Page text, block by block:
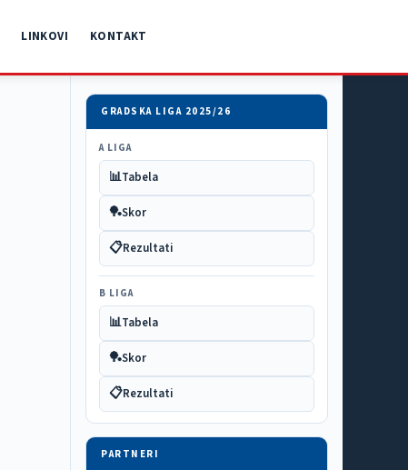
LINKOVI KONTAKT
GRADSKA LIGA 2025/26
A LIGA
📊Tabela
🏓Skor
📋Rezultati
B LIGA
📊Tabela
🏓Skor
📋Rezultati
PARTNERI